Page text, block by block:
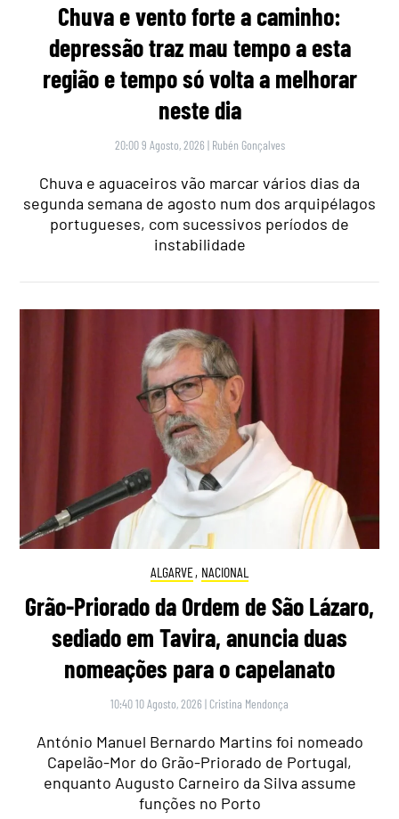
Chuva e vento forte a caminho:
depressão traz mau tempo a esta
região e tempo só volta a melhorar
neste dia
20:00 9 Agosto, 2026 | Rubén Gonçalves
Chuva e aguaceiros vão marcar vários dias da
segunda semana de agosto num dos arquipélagos
portugueses, com sucessivos períodos de
instabilidade
ALGARVE, NACIONAL
Grão-Priorado da Ordem de São Lázaro,
sediado em Tavira, anuncia duas
nomeações para o capelanato
10:40 10 Agosto, 2026 | Cristina Mendonça
António Manuel Bernardo Martins foi nomeado
Capelão-Mor do Grão-Priorado de Portugal,
enquanto Augusto Carneiro da Silva assume
funções no Porto